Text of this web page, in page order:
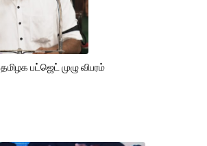
தமிழக பட்ஜெட் முழு விபரம்